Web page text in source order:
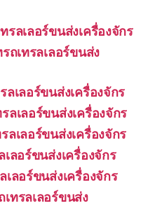
รลเลอร์ขนส่งเครื่องจักร
ถเทรลเลอร์ขนส่ง
ลเลอร์ขนส่งเครื่องจักร
ลเลอร์ขนส่งเครื่องจักร
ลเลอร์ขนส่งเครื่องจักร
ลอร์ขนส่งเครื่องจักร
เลอร์ขนส่งเครื่องจักร
ทรลเลอร์ขนส่ง